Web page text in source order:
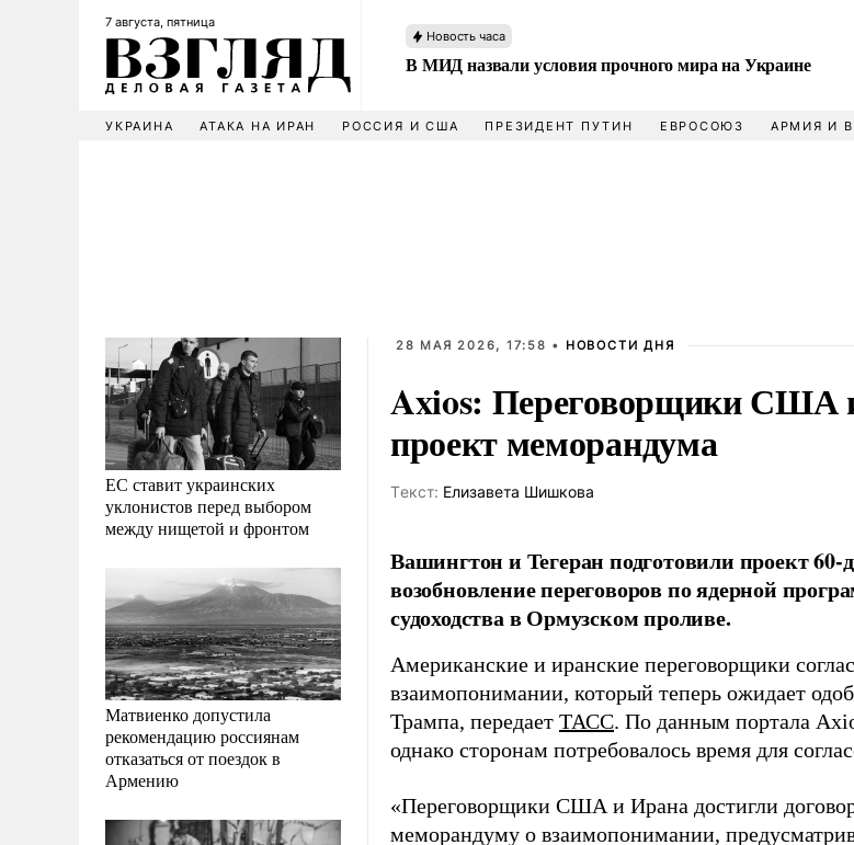
7 августа, пятница
Новость часа
В МИД назвали условия прочного мира на Украине
УКРАИНА АТАКА НА ИРАН РОССИЯ И США ПРЕЗИДЕНТ ПУТИН ЕВРОСОЮЗ АРМИЯ И
ЕС ставит украинских
уклонистов перед выбором
между нищетой и фронтом
Матвиенко допустила
рекомендацию россиянам
отказаться от поездок в
Армению
28 МАЯ 2026, 17:58 • НОВОСТИ ДНЯ
Axios: Переговорщики США
проект меморандума
Tекст: Елизавета Шишкова
Вашингтон и Тегеран подготовили проект
возобновление переговоров по ядерной
судоходства в Ормузском проливе.
Американские и иранские переговорщики
взаимопонимании, который теперь ожидает
Трампа, передает ТАСС. По данным портала
однако сторонам потребовалось время для
«Переговорщики США и Ирана достигли
меморандуму о взаимопонимании,